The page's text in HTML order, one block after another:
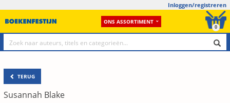
Inloggen/registreren
ONS ASSORTIMENT
0
TERUG
Susannah Blake